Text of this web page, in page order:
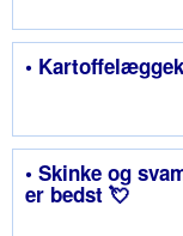
•
• Skinke og
er bedst 💘